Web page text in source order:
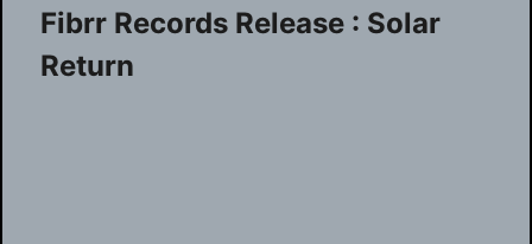
Fibrr Records Release : Solar
Return